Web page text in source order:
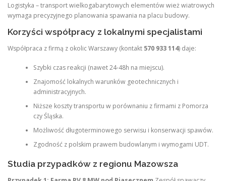
Logistyka – transport wielkogabarytowych elementów wież wiatrowych
wymaga precyzyjnego planowania spawania na placu budowy.
Korzyści współpracy z lokalnymi specjalistami
Współpraca z firmą z okolic Warszawy (kontakt 570 933 114) daje:
Szybki czas reakcji (nawet 24-48h na miejscu).
Znajomość lokalnych warunków geotechnicznych i
administracyjnych.
Niższe koszty transportu w porównaniu z firmami z Pomorza
czy Śląska.
Możliwość długoterminowego serwisu i konserwacji spawów.
Zgodność z polskim prawem budowlanym i wymogami UDT.
Studia przypadków z regionu Mazowsza